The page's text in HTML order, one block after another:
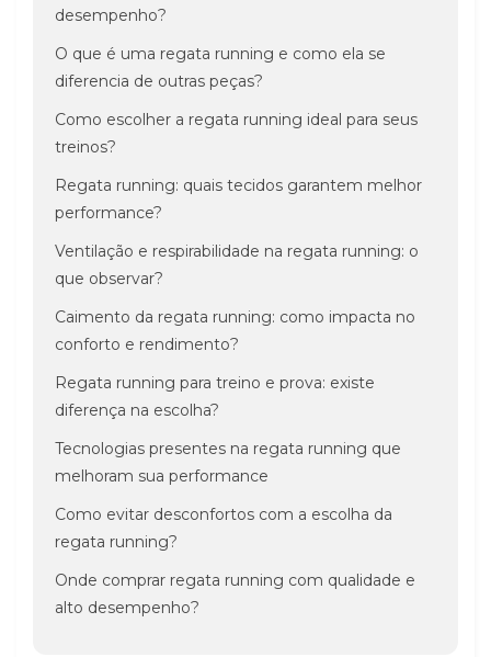
desempenho?
O que é uma regata running e como ela se
diferencia de outras peças?
Como escolher a regata running ideal para seus
treinos?
Regata running: quais tecidos garantem melhor
performance?
Ventilação e respirabilidade na regata running: o
que observar?
Caimento da regata running: como impacta no
conforto e rendimento?
Regata running para treino e prova: existe
diferença na escolha?
Tecnologias presentes na regata running que
melhoram sua performance
Como evitar desconfortos com a escolha da
regata running?
Onde comprar regata running com qualidade e
alto desempenho?